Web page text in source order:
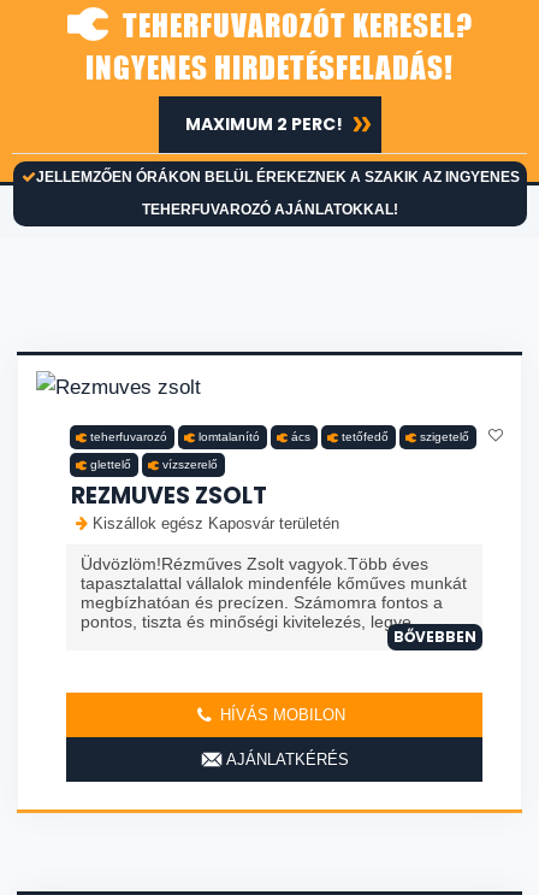
TEHERFUVAROZÓT KERESEL?
INGYENES HIRDETÉSFELADÁS!
JELLEMZŐEN ÓRÁKON BELÜL ÉREKEZNEK A SZAKIK AZ INGYENES
TEHERFUVAROZÓ AJÁNLATOKKAL!
MAXIMUM 2 PERC!
teherfuvarozó lomtalanító ács tetőfedő szigetelő
glettelő vízszerelő
REZMUVES ZSOLT
Kiszállok egész Kaposvár területén
Üdvözlöm!Rézműves Zsolt vagyok.Több éves
tapasztalattal vállalok mindenféle kőműves munkát
megbízhatóan és precízen. Számomra fontos a
pontos, tiszta és minőségi kivitelezés, legye...
BŐVEBBEN
HÍVÁS MOBILON
AJÁNLATKÉRÉS